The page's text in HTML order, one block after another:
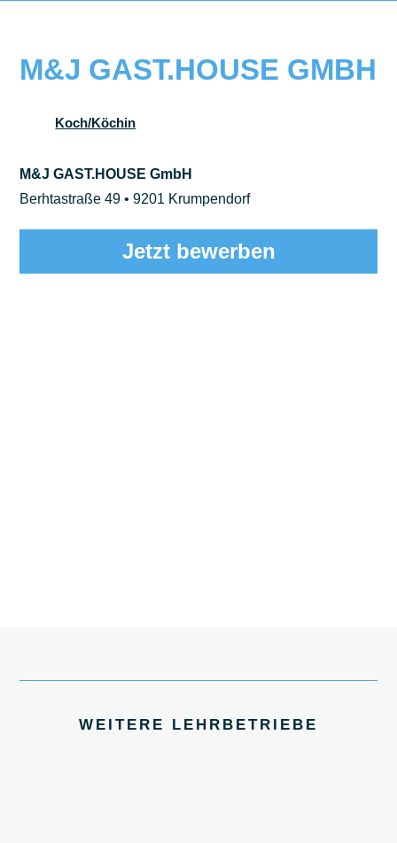
M&J GAST.HOUSE GMBH
Koch/Köchin
M&J GAST.HOUSE GmbH
Berhtastraße 49 • 9201 Krumpendorf
Jetzt bewerben
WEITERE LEHRBETRIEBE